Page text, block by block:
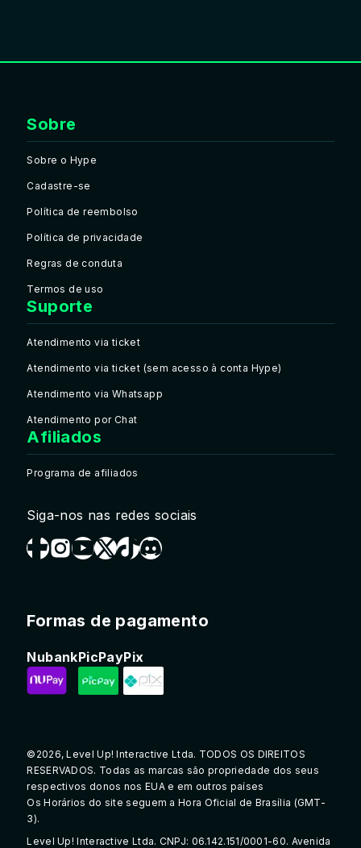
Sobre
Sobre o Hype
Cadastre-se
Política de reembolso
Política de privacidade
Regras de conduta
Termos de uso
Suporte
Atendimento via ticket
Atendimento via ticket (sem acesso à conta Hype)
Atendimento via Whatsapp
Atendimento por Chat
Afiliados
Programa de afiliados
Siga-nos nas redes sociais
Formas de pagamento
NubankPicPayPix
©2026, Level Up! Interactive Ltda. TODOS OS DIREITOS
RESERVADOS. Todas as marcas são propriedade dos seus
respectivos donos nos EUA e em outros países
Os Horários do site seguem a Hora Oficial de Brasília (GMT-
3).
Level Up! Interactive Ltda. CNPJ: 06.142.151/0001-60. Avenida